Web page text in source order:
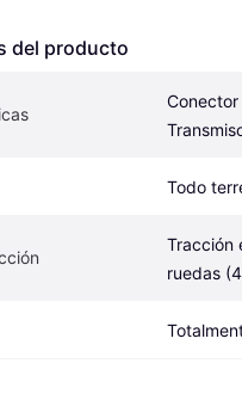
del producto
Conector
Todo
Tracción
ruedas